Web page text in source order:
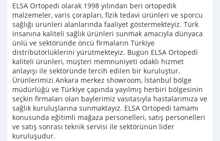
ELSA Ortopedi olarak 1998 yılından beri ortopedik
malzemeler, varis çorapları, fizik tedavi ürünleri ve sporcu
sağlığı ürünleri alanlarında faaliyet göstermekteyiz. Türk
insanına kaliteli sağlık ürünleri sunmak amacıyla dünyaca
ünlü ve sektöründe öncü firmaların Türkiye
distribütörlüklerini yürütmekteyiz. Bugün ELSA Ortopedi
kaliteli ürünleri, müşteri memnuniyeti odaklı hizmet
anlayışı ile sektöründe tercih edilen bir kuruluştur.
Ürünlerimizi Ankara merkez showroom, İstanbul bölge
müdürlüğü ve Türkiye çapında yayılmış herbiri bölgesinin
seçkin firmaları olan baylerimiz vasıtasıyla hastalarımıza ve
sağlık kuruluşlarına sunmaktayız. ELSA Ortopedi tamamı
konusunda eğitimli mağaza personelleri, satış personelleri
ve satış sonrası teknik servisi ile sektörünün lider
kuruluşudur.